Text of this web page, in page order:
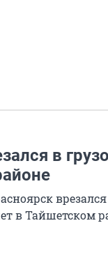
в
в Тайшетском